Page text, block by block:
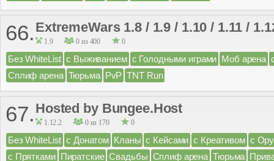
66. ExtremeWars 1.8 / 1.9 / 1.10 / 1.11 /
1.9 0 из 400 0
Без WhiteList с Выживанием с Голодными играми Моб арена
Сплиф арена Тюрьма PvP TNT Run
67. Hosted by Bungee.Host
1.12.2 0 из 170 0
Без WhiteList с Донатом Кланы с Кейсами с Креативом с
с Прятками Пиратские Свадьбы Сплиф арена Тюрьма